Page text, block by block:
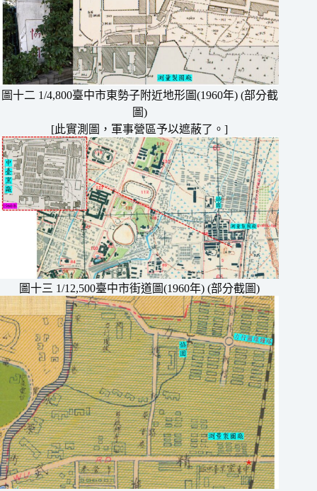
圖十二 1/4,800臺中市東勢子附近地形圖(1960年) (部分截
圖)
[此實測圖，軍事營區予以遮蔽了。]
圖十三 1/12,500臺中市街道圖(1960年) (部分截圖)